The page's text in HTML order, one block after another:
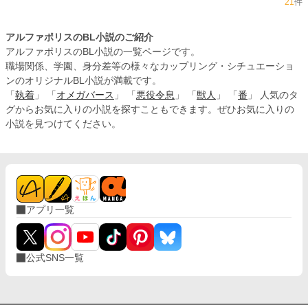
く、任務でもない、ただ一つの確かな「想い」を見つけ出す
──────── 「あやかし」と大学生のほのぼの甘々……のは
ずだったのに、ちょっともどかしい感じの和風ファンタジーB
L。 ※この作品に出てくる「神」や「あやかし」は、伝説、
民話や伝承とは異なる独自の設定が多数含まれておりますの
で、あらかじめご了承ください。 R18シーンがあるものは、
タイトルに「*」がついています。
21件
アルファポリスのBL小説のご紹介
アルファポリスのBL小説の一覧ページです。
職場関係、学園、身分差等の様々なカップリング・シチュエーショ
ンのオリジナルBL小説が満載です。
「 執着 」 「 オメガバース 」 「 悪役令息 」 「 獣人 」 「 番 」 人気のタ
グからお気に入りの小説を探すこともできます。ぜひお気に入りの
小説を見つけてください。
アプリ一覧
公式SNS一覧